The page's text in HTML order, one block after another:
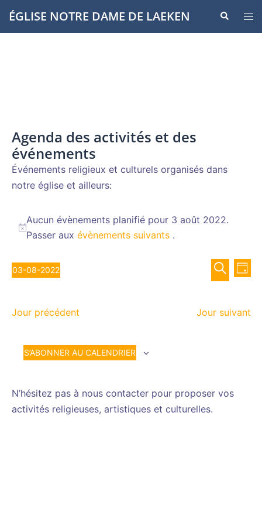
Aller
auÉGLISE NOTRE DAME DE LAEKEN
le
Agenda des activités et des
événements
Événements religieux et culturels organisés dans
notre église et ailleurs:
Évènements
for
août
Notice
Aucun évènements planifié pour 3 août 2022.
Passer auxévènements suivants .
et
de
de
JOUR
03-08-2022
date.
Jour précédent Jour suivant
S’ABONNER AU CALENDRIER
N’hésitez pas à nous contacter pour proposer vos
activités religieuses, artistiques et culturelles.